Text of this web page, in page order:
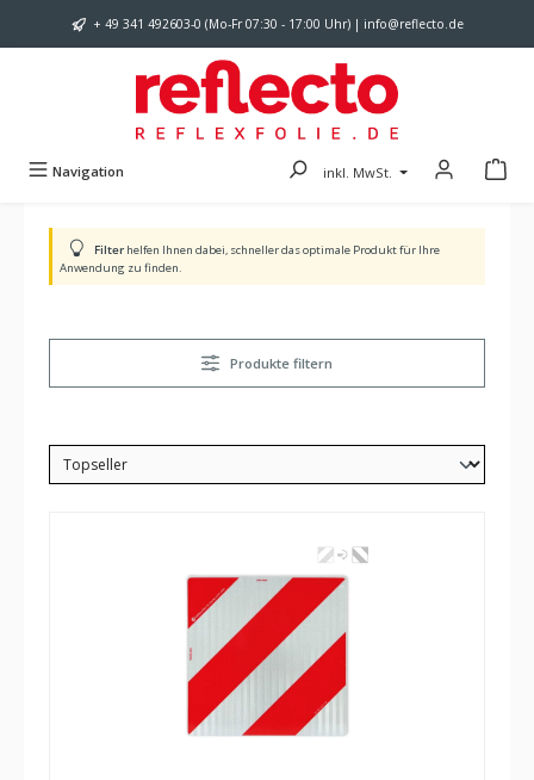
Zum Hauptinhalt springen
+ 49 341 492603-0 (Mo-Fr 07:30 - 17:00 Uhr) | info@reflecto.de
Navigation inkl. MwSt.
Filter helfen Ihnen dabei, schneller das optimale Produkt für Ihre
Anwendung zu finden.
Produkte filtern